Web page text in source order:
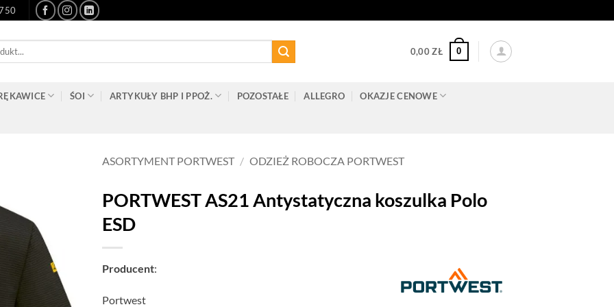
0,00ZŁ 0
ŚOI ARTYKUŁY BHP I PPOŻ. POZOSTAŁE ALLEGRO OKAZJE CENOWE
ASORTYMENT PORTWEST / ODZIEŻ ROBOCZA PORTWEST
PORTWEST AS21 Antystatyczna koszulka Polo
ESD
Producent:
Portwest